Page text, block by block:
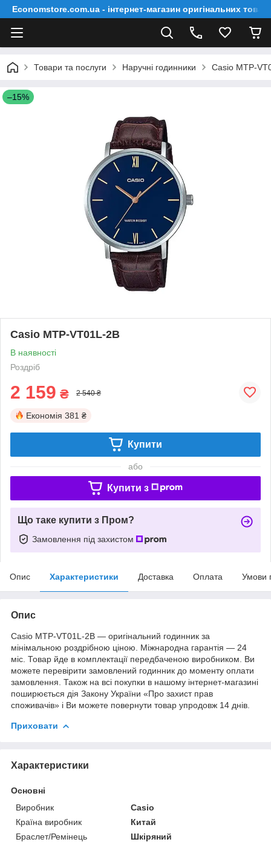
Economstore.com.ua - інтернет-магазин оригінальних
Товари та послуги Наручні годинники Casio MTP-
–15%
Casio MTP-VT01L-2B
В наявності
Роздріб
2 159 ₴ 2 540 ₴
Економія 381 ₴
Купити
або
Купити з
Що таке купити з Пром?
Замовлення під захистом
Опис Характеристики Доставка Оплата Умови
Опис
Casio MTP-VT01L-2B — оригінальний годинник за
мінімальною роздрібною ціною. Міжнародна гарантія — 24
міс. Товар йде в комплектації передбаченою виробником. Ви
можете перевірити замовлений годинник до моменту оплати
замовлення. Також на всі покупки в нашому інтернет-магазині
поширюється дія Закону України «Про захист прав
споживачів» і Ви можете повернути товар упродовж 14 днів.
Приховати
Характеристики
Основні
Виробник
Casio
Країна виробник
Китай
Браслет/Ремінець
Шкіряний